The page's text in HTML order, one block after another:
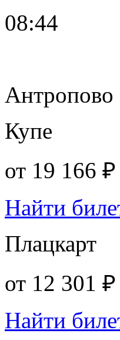
08:44
Антропово
Купе
от 19 166 ₽
Найти
Плацкарт
от 12 301 ₽
Найти